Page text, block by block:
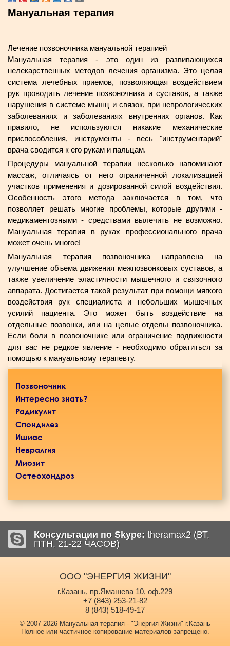
Мануальная терапия
Лечение позвоночника мануальной терапией
Мануальная терапия - это один из развивающихся
нелекарственных методов лечения организма. Это целая
система лечебных приемов, позволяющая воздействием
рук проводить лечение позвоночника и суставов, а также
нарушения в системе мышц и связок, при неврологических
заболеваниях и заболеваниях внутренних органов. Как
правило, не используются никакие механические
приспособления, инструменты - весь "инструментарий"
врача сводится к его рукам и пальцам.
Процедуры мануальной терапии несколько напоминают
массаж, отличаясь от него ограниченной локализацией
участков применения и дозированной силой воздействия.
Особенность этого метода заключается в том, что
позволяет решать многие проблемы, которые другими -
медикаментозными - средствами вылечить не возможно.
Мануальная терапия в руках профессионального врача
может очень многое!
Мануальная терапия позвоночника направлена на
улучшение объема движения межпозвонковых суставов, а
также увеличение эластичности мышечного и связочного
аппарата. Достигается такой результат при помощи мягкого
воздействия рук специалиста и небольших мышечных
усилий пациента. Это может быть воздействие на
отдельные позвонки, или на целые отделы позвоночника.
Если боли в позвоночнике или ограничение подвижности
для вас не редкое явление - необходимо обратиться за
помощью к мануальному терапевту.
Позвоночник
Интересно знать?
Радикулит
Спондилез
Ишиас
Невралгия
Миозит
Остеохондроз
Консультации по Skype: theramax2 (ВТ,
ПТН, 21-22 ЧАСОВ)
ООО "ЭНЕРГИЯ ЖИЗНИ"
г.Казань, пр.Ямашева 10, оф.229
+7 (843) 253-21-82
8 (843) 518-49-17
© 2007-2026 Мануальная терапия - "Энергия Жизни" г.Казань
Полное или частичное копирование материалов запрещено.